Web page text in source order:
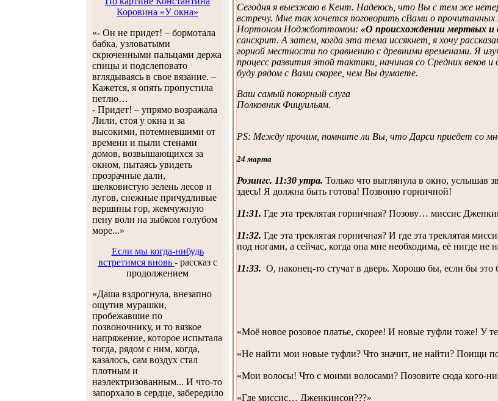
Коровина «У окна»
«- Он не придет! – бормотала
бабка, узловатыми
скрюченными пальцами держа
спицы и подслеповато
вглядываясь в свое вязание. –
Кажется, я опять пропустила
петлю…
- Придет! – упрямо возражала
Лили, стоя у окна и за
высокими, потемневшими от
времени и пыли стенами
домов, возвышающихся за
окном, пытаясь увидеть
прозрачные дали,
шелковистую зелень лесов и
лугов, снежные причудливые
вершины гор, жемчужную
пену волн на зыбком голубом
море...»
Если мы когда-нибудь
встретимся вновь - рассказ с
продолжением
«Даша вздрогнула, внезапно
ощутив мурашки,
пробежавшие по
позвоночнику, и то вязкое
напряжение, которое испытала
тогда, рядом с ним, когда,
казалось, сам воздух стал
плотным и
наэлектризованным... И что-то
запорхало в сердце, забередило
Cегодня я выезжаю в Кент. Надеюсь, что Вы с тем же
встречу. Мне так хочется поговорить сВами о прочитанных
Нортоном Ноджботтомом: «O происхождении мертвых и
санскрит. А затем, когда эта тема иссякнет, я хочу
горной местности по сравнению с древними временами. Я
процесс развития этой тактики, начиная со Средних веков
буду рядом с Вами скорее, чем Вы думаете.
Ваш самый покорный слуга
Полковник Фицуильям.
PS: Между прочим, помните ли Вы, что Дарси приедет со
24 марта
Розингс. 11:30 утра. Только что выглянула в окно, услышав
здесь! Я должна быть готова! Позвоню горничной!
11:31. Где эта треклятая горничная? Позову… миссис
11:32. Где эта треклятая горничная? И где эта треклятая
под ногами, а сейчас, когда она мне необходима, её нигде не
11:33. О, наконец-то стучат в дверь. Хорошо бы, если бы это
«Моё новое розовое платье, скорее! И новые туфли тоже! У
«Не найти мои новые туфли? Что значит, не найти? Поищи
«Мои волосы! Что с моими волосами? Позовите сюда кого-
«Где миссис… Дженкинсон???»